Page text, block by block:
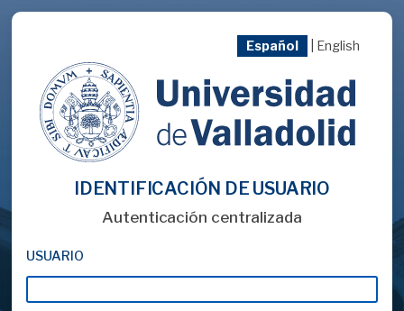
Español English
IDENTIFICACIÓN DE USUARIO
Autenticación centralizada
USUARIO